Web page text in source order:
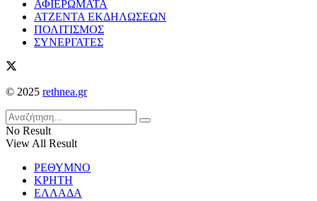
ΑΦΙΕΡΩΜΑΤΑ
ΑΤΖΕΝΤΑ ΕΚΔΗΛΩΣΕΩΝ
ΠΟΛΙΤΙΣΜΟΣ
ΣΥΝΕΡΓΑΤΕΣ
© 2025 rethnea.gr
No Result
View All Result
ΡΕΘΥΜΝΟ
ΚΡΗΤΗ
ΕΛΛΑΔΑ